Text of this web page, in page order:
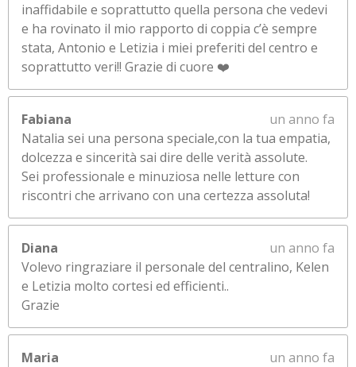
inaffidabile e soprattutto quella persona che vedevi
e ha rovinato il mio rapporto di coppia c’è sempre
stata, Antonio e Letizia i miei preferiti del centro e
soprattutto veri!! Grazie di cuore ❤️
Fabiana
un anno fa
Natalia sei una persona speciale,con la tua empatia,
dolcezza e sincerità sai dire delle verità assolute.
Sei professionale e minuziosa nelle letture con
riscontri che arrivano con una certezza assoluta!
Diana
un anno fa
Volevo ringraziare il personale del centralino, Kelen
e Letizia molto cortesi ed efficienti..
Grazie
Maria
un anno fa